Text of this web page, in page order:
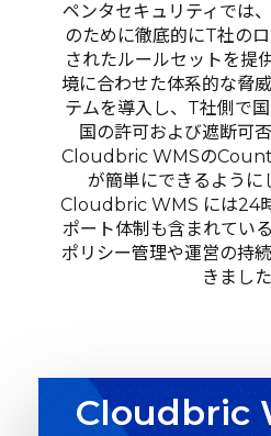
ペンタセキュリティでは
のために徹底的にT社の
されたルールセットを提
境に合わせた体系的な脅
テムを導入し、T社側で
国の許可および遮断可
Cloudbric WMSの
が簡単にできるように
Cloudbric WMS には24
ポート体制も含まれてい
ポリシー管理や運営の持
きました
Cloudbric